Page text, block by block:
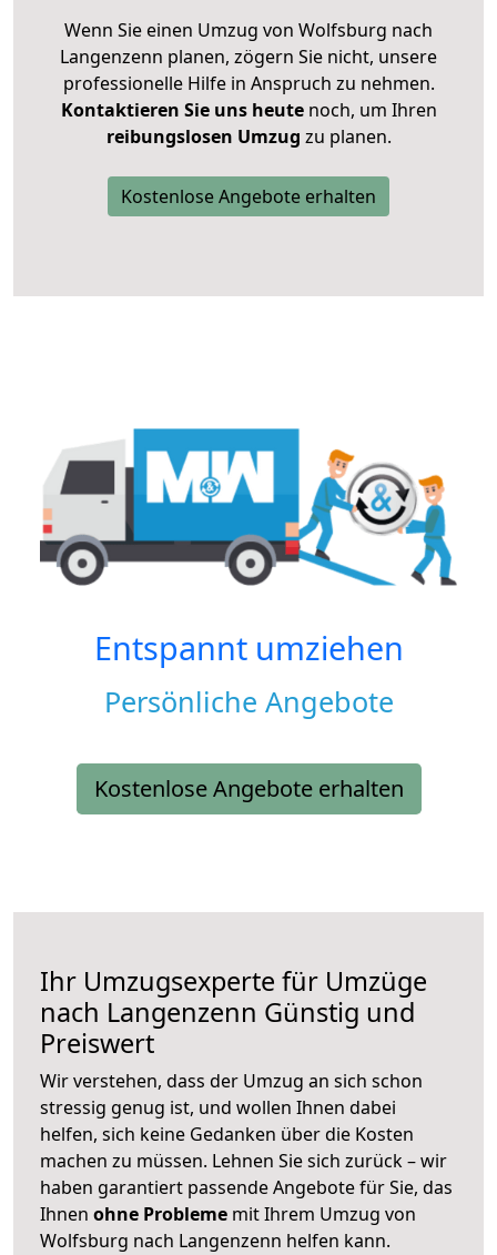
Wenn Sie einen Umzug von Wolfsburg nach
Langenzenn planen, zögern Sie nicht, unsere
professionelle Hilfe in Anspruch zu nehmen.
Kontaktieren Sie uns heutenoch, um Ihren
reibungslosen Umzug zu planen.
Kostenlose Angebote erhalten
Entspannt umziehen
Persönliche Angebote
Kostenlose Angebote erhalten
Ihr Umzugsexperte für Umzüge
nach Langenzenn Günstig und
Preiswert
Wir verstehen, dass der Umzug an sich schon
stressig genug ist, und wollen Ihnen dabei
helfen, sich keine Gedanken über die Kosten
machen zu müssen. Lehnen Sie sich zurück – wir
haben garantiert passende Angebote für Sie, das
Ihnen ohne Probleme mit Ihrem Umzug von
Wolfsburg nach Langenzenn helfen kann.